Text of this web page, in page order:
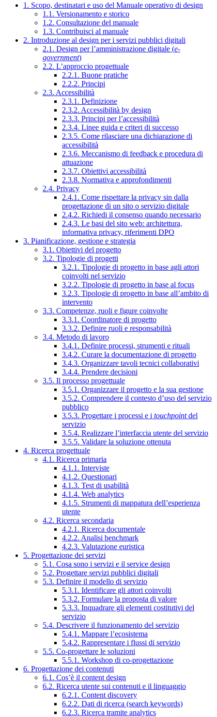
1. Scopo, destinatari e uso del Manuale operativo di design
1.1. Versionamento e storico
1.2. Consultazione del manuale
1.3. Contribuisci al manuale
2. Introduzione al design per i servizi pubblici digitali
2.1. Design per l’amministrazione digitale (e-
government)
2.2. L’approccio progettuale
2.2.1. Buone pratiche
2.2.2. Principi
2.3. Accessibilità
2.3.1. Definizione
2.3.2. Accessibilità by design
2.3.3. Principi per l’accessibilità
2.3.4. Linee guida e criteri di successo
2.3.5. Come rilasciare una dichiarazione di
accessibilità
2.3.6. Meccanismo di feedback e procedura di
attuazione
2.3.7. Obiettivi accessibilità
2.3.8. Normativa e approfondimenti
2.4. Privacy
2.4.1. Come rispettare la privacy sin dalla
progettazione di un sito o servizio digitale
2.4.2. Richiedi il consenso quando necessario
2.4.3. Le basi del sito web: architettura,
informativa privacy, riferimenti DPO
3. Pianificazione, gestione e strategia
3.1. Obiettivi del progetto
3.2. Tipologie di progetti
3.2.1. Tipologie di progetto in base agli attori
coinvolti nel servizio
3.2.2. Tipologie di progetto in base al focus
3.2.3. Tipologie di progetto in base all’ambito di
intervento
3.3. Competenze, ruoli e figure coinvolte
3.3.1. Coordinatore di progetto
3.3.2. Definire ruoli e responsabilità
3.4. Metodo di lavoro
3.4.1. Definire processi, strumenti e rituali
3.4.2. Curare la documentazione di progetto
3.4.3. Organizzare tavoli tecnici collaborativi
3.4.4. Prendere decisioni
3.5. Il processo progettuale
3.5.1. Organizzare il progetto e la sua gestione
3.5.2. Comprendere il contesto d’uso del servizio
pubblico
3.5.3. Progettare i processi e i touchpointdel
servizio
3.5.4. Realizzare l’interfaccia utente del servizio
3.5.5. Validare la soluzione ottenuta
4. Ricerca progettuale
4.1. Ricerca primaria
4.1.1. Interviste
4.1.2. Questionari
4.1.3. Test di usabilità
4.1.4. Web analytics
4.1.5. Strumenti di mappatura dell’esperienza
utente
4.2. Ricerca secondaria
4.2.1. Ricerca documentale
4.2.2. Analisi benchmark
4.2.3. Valutazione euristica
5. Progettazione dei servizi
5.1. Cosa sono i servizi e il service design
5.2. Progettare servizi pubblici digitali
5.3. Definire il modello di servizio
5.3.1. Identificare gli attori coinvolti
5.3.2. Formulare la proposta di valore
5.3.3. Inquadrare gli elementi costitutivi del
servizio
5.4. Descrivere il funzionamento del servizio
5.4.1. Mappare l’ecosistema
5.4.2. Rappresentare i flussi di servizio
5.5. Co-progettare le soluzioni
5.5.1. Workshop di co-progettazione
6. Progettazione dei contenuti
6.1. Cos’è il content design
6.2. Ricerca utente sui contenuti e il linguaggio
6.2.1. Content discovery
6.2.2. Dati di ricerca (search keywords)
6.2.3. Ricerca tramite analytics